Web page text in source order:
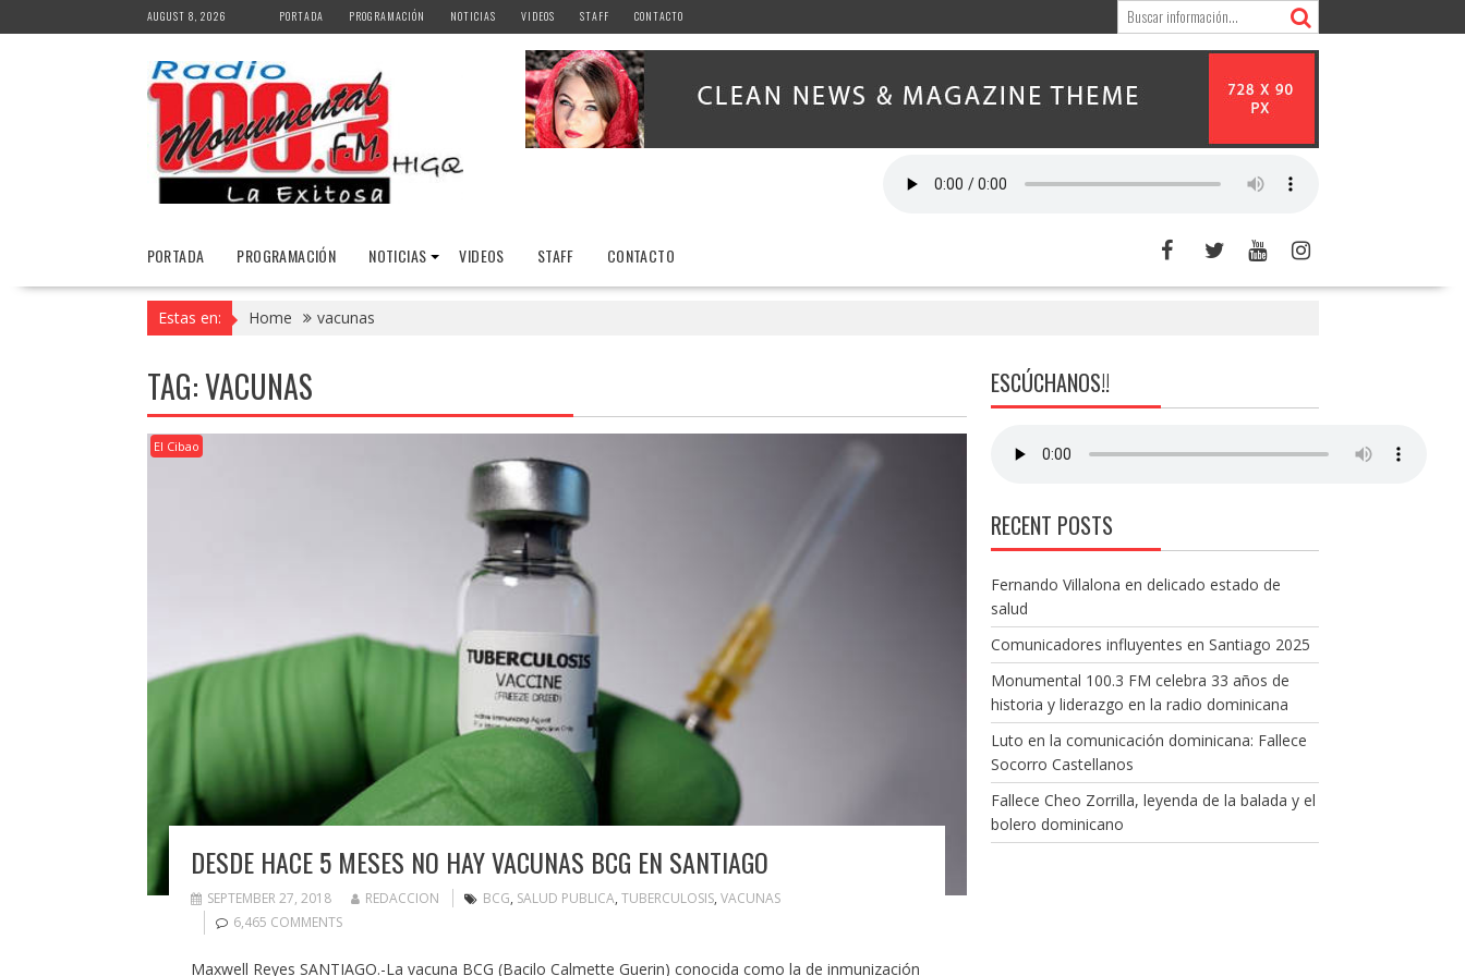
to
AUGUST 8, 2026 PORTADA PROGRAMACIÓN NOTICIAS VIDEOS STAFF CONTACTO
PORTADA PROGRAMACIÓN NOTICIAS VIDEOS STAFF CONTACTO
Estas en: Home vacunas
TAG:VACUNAS
El Cibao
DESDE HACE 5 MESES NO HAY VACUNAS BCG EN SANTIAGO
SEPTEMBER 27, 2018 REDACCION BCG, SALUD PUBLICA, TUBERCULOSIS, VACUNAS
6,465 COMMENTS
Maxwell Reyes SANTIAGO.-La vacuna BCG (Bacilo Calmette Guerin) conocida como la de inmunización
ESCÚCHANOS!!
RECENT POSTS
Fernando Villalona en delicado estado de
salud
Comunicadores influyentes en Santiago 2025
Monumental 100.3 FM celebra 33 años de
historia y liderazgo en la radio dominicana
Luto en la comunicación dominicana: Fallece
Socorro Castellanos
Fallece Cheo Zorrilla, leyenda de la balada y el
bolero dominicano